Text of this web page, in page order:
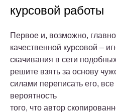
курсовой работы
Первое и, возможно,
качественной курсовой –
скачивания в сети
решите взять за основу
силами переписать его,
вероятность
того, что автор